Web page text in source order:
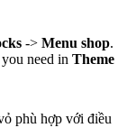
-> Menu shop.
need in Theme
phù hợp với điều